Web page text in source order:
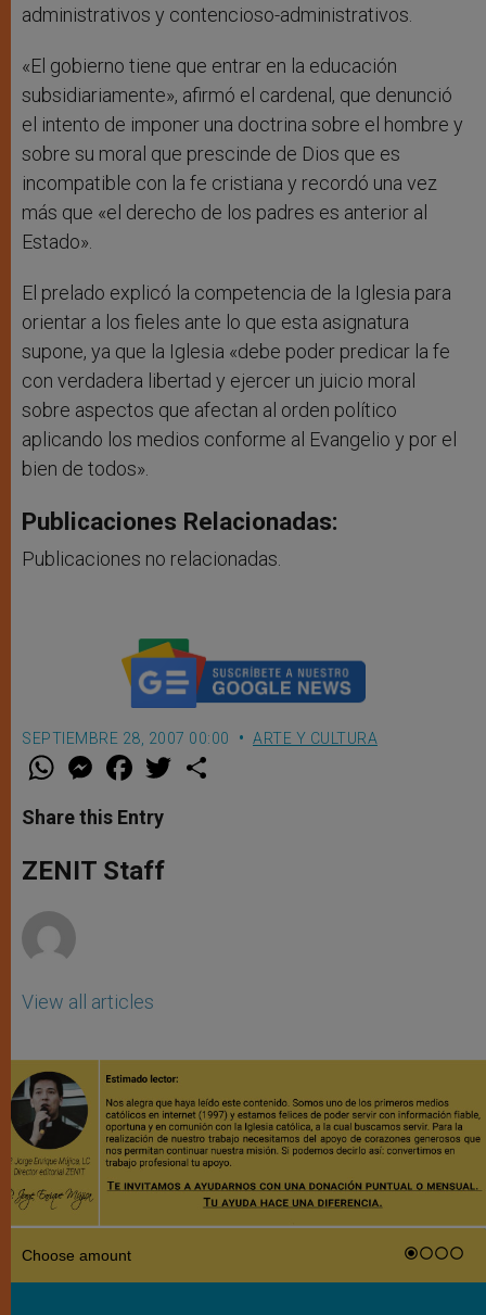
administrativos y contencioso-administrativos.
«El gobierno tiene que entrar en la educación
subsidiariamente», afirmó el cardenal, que denunció
el intento de imponer una doctrina sobre el hombre y
sobre su moral que prescinde de Dios que es
incompatible con la fe cristiana y recordó una vez
más que «el derecho de los padres es anterior al
Estado».
El prelado explicó la competencia de la Iglesia para
orientar a los fieles ante lo que esta asignatura
supone, ya que la Iglesia «debe poder predicar la fe
con verdadera libertad y ejercer un juicio moral
sobre aspectos que afectan al orden político
aplicando los medios conforme al Evangelio y por el
bien de todos».
Publicaciones Relacionadas:
Publicaciones no relacionadas.
SEPTIEMBRE 28, 2007 00:00 ARTE Y CULTURA
W
t
s
p
p
M
e
s
e
g
e
F
a
e
b
o
k
w
Share this Entry
ZENIT Staff
View all articles